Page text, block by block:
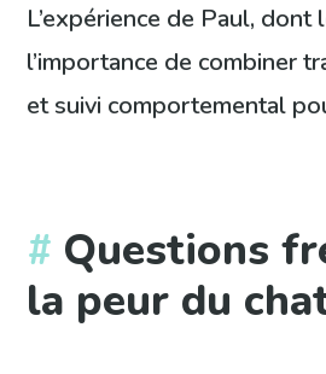
L’expérience de Paul,
l’importance de combiner
et suivi comportemental
Questions
la peur du